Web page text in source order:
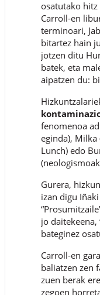
osatutako
Carroll-en
terminoari,
bitartez hain
jotzen ditu
batek, eta
aipatzen du:
fenomenoa
eginda), Milka
Lunch) edo
Gurera,
izan digu
jo daitekeena,
bateginez
Carroll-en
baliatzen zen
zuen berak
zegoen